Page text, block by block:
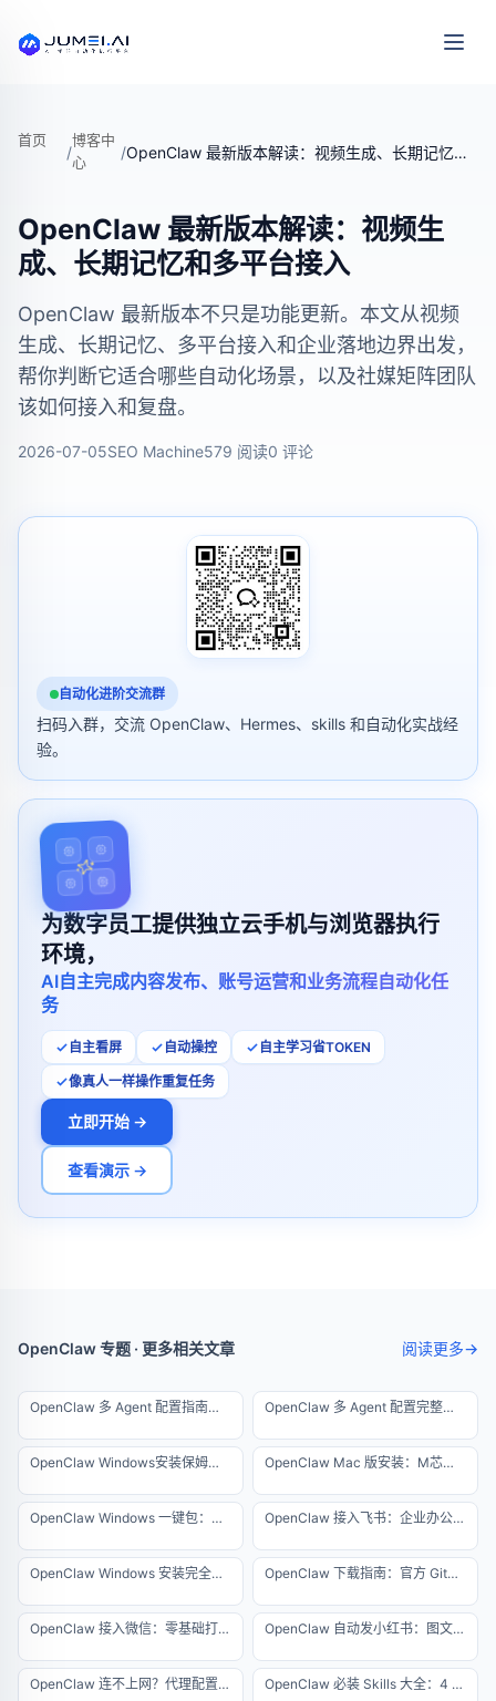
首页
/
博客中
心
/ OpenClaw 最新版本解读：视频生成、长期记忆和多平台接入
OpenClaw 最新版本解读：视频生
成、长期记忆和多平台接入
OpenClaw 最新版本不只是功能更新。本文从视频
生成、长期记忆、多平台接入和企业落地边界出发，
帮你判断它适合哪些自动化场景，以及社媒矩阵团队
该如何接入和复盘。
2026-07-05SEO Machine579 阅读0 评论
自动化进阶交流群
扫码入群，交流 OpenClaw、Hermes、skills 和自动化实战经
验。
为数字员工提供独立云手机与浏览器执行
环境，
AI自主完成内容发布、账号运营和业务流程自动化任
务
自主看屏 自动操控 自主学习省TOKEN
像真人一样操作重复任务
立即开始 →
查看演示 →
OpenClaw 专题 · 更多相关文章 阅读更多→
OpenClaw 多 Agent 配置指南：3 天踩坑经验总结 OpenClaw 多 Agent 配置完整教程：一台服务器运行 10 个智能体
OpenClaw Windows安装保姆级教程，5分钟搞定 OpenClaw Mac 版安装：M芯片原生一键运行指南
OpenClaw Windows 一键包：免环境配置极速版安装教程 OpenClaw 接入飞书：企业办公自动化实战教程
OpenClaw Windows 安装完全指南：从零搭建你的 AI 代理环境 OpenClaw 下载指南：官方 GitHub 地址与防伪查杀
OpenClaw 接入微信：零基础打造个人微信 AI 助理 OpenClaw 自动发小红书：图文矩阵运营全自动流水线
OpenClaw 连不上网？代理配置与网络排错大全 OpenClaw 必装 Skills 大全：4 个核心插件安装指南（2026 最新版）